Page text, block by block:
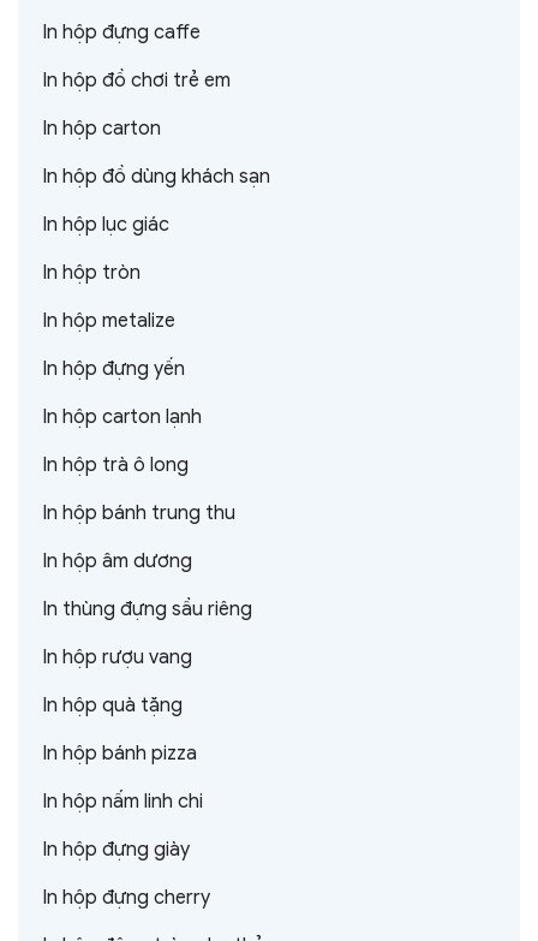
In hộp đựng caffe
In hộp đồ chơi trẻ em
In hộp carton
In hộp đồ dùng khách sạn
In hộp lục giác
In hộp tròn
In hộp metalize
In hộp đựng yến
In hộp carton lạnh
In hộp trà ô long
In hộp bánh trung thu
In hộp âm dương
In thùng đựng sầu riêng
In hộp rượu vang
In hộp quà tặng
In hộp bánh pizza
In hộp nấm linh chi
In hộp đựng giày
In hộp đựng cherry